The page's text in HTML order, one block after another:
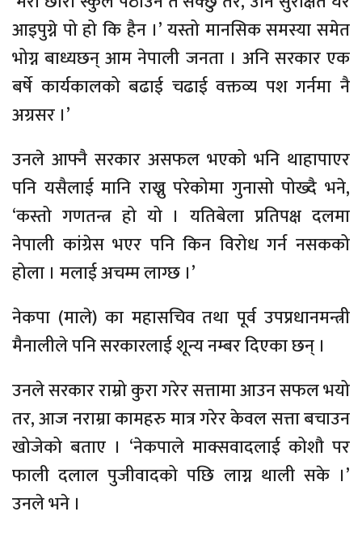
आइपुग्ने पो हो कि हैन ।’ यस्तो मानसिक समस्या समेत
भोग्न बाध्यछन् आम नेपाली जनता । अनि सरकार एक
बर्षे कार्यकालको बढाई चढाई वक्तव्य पश गर्नमा नै
अग्रसर ।’
उनले आफ्नै सरकार असफल भएको भनि थाहापाएर
पनि यसैलाई मानि राख्नु परेकोमा गुनासो पोख्दै भने,
‘कस्तो गणतन्त्र हो यो । यतिबेला प्रतिपक्ष दलमा
नेपाली कांग्रेस भएर पनि किन विरोध गर्न नसकको
होला । मलाई अचम्म लाग्छ ।’
नेकपा (माले) का महासचिव तथा पूर्व उपप्रधानमन्त्री
मैनालीले पनि सरकारलाई शून्य नम्बर दिएका छन् ।
उनले सरकार राम्रो कुरा गरेर सत्तामा आउन सफल भयो
तर, आज नराम्रा कामहरु मात्र गरेर केवल सत्ता बचाउन
खोजेको बताए । ‘नेकपाले माक्सवादलाई कोशौ पर
फाली दलाल पुजीवादको पछि लाग्न थाली सके ।’
उनले भने ।